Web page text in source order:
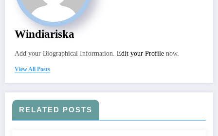
Windiariska
Add your Biographical Information. Edit your Profile now.
View All Posts
RELATED POSTS